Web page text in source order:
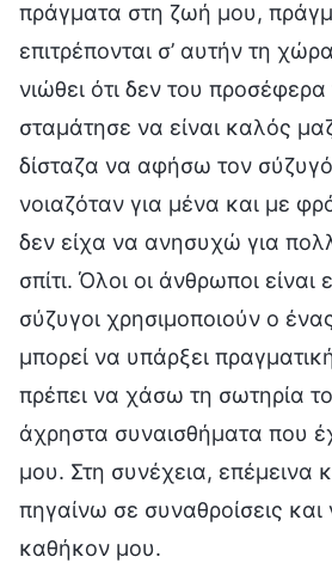
πράγματα στη ζωή μου,
επιτρέπονται σ’ αυτήν τη
νιώθει ότι δεν του προσέφερα
σταμάτησε να είναι καλός
δίσταζα να αφήσω τον
νοιαζόταν για μένα και με
δεν είχα να ανησυχώ για
σπίτι. Όλοι οι άνθρωποι είναι
σύζυγοι χρησιμοποιούν ο
μπορεί να υπάρξει
πρέπει να χάσω τη σωτηρία
άχρηστα συναισθήματα που
μου. Στη συνέχεια, επέμεινα
πηγαίνω σε συναθροίσεις
καθήκον μου.